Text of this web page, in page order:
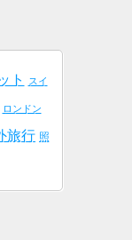
ト スイ
ロンドン
旅行 照